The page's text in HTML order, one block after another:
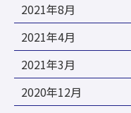
2021年8月
2021年4月
2021年3月
2020年12月